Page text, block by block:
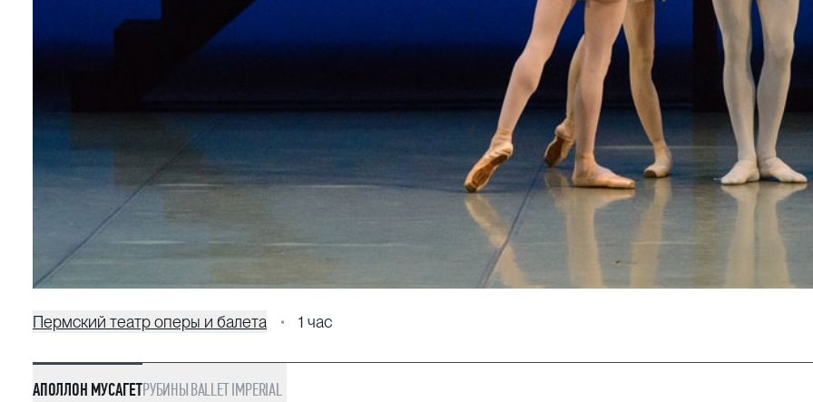
Пермский театр оперы и балета 1 час
АПОЛЛОН МУСАГЕТРУБИНЫBALLET IMPERIAL